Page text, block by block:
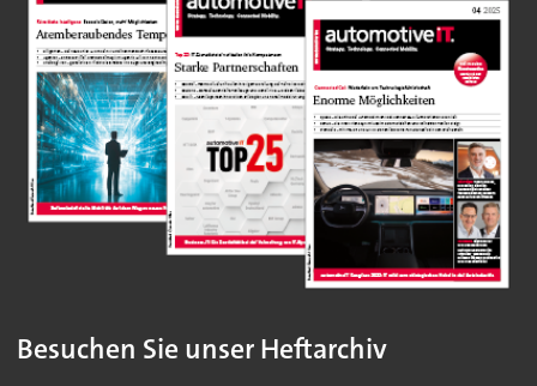
Besuchen Sie unser Heftarchiv